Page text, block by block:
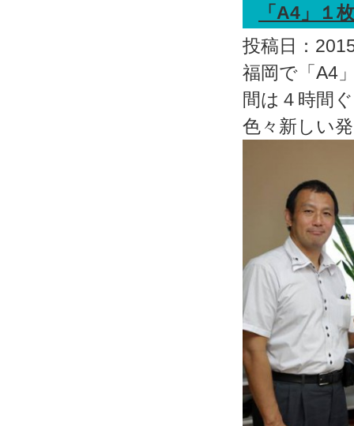
「A4」１
投稿日：
福岡で「A4
間は４時間
色々新しい